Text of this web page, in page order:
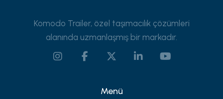
Komodo Trailer, özel taşımacılık çözümleri
alanında uzmanlaşmış bir markadır.
Menü